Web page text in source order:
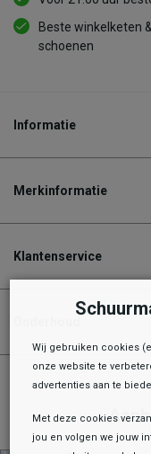
Beste winkelketen
schoenen
Informatie
Merkinformatie
Klantenservice
Wij gebruiken cookies
onze website te
advertenties aan te
Met deze cookies
jou en volgen we jouw